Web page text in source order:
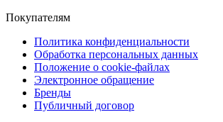
Покупателям
Политика конфиденциальности
Обработка персональных данных
Положение о cookie-файлах
Электронное обращение
Бренды
Публичный договор